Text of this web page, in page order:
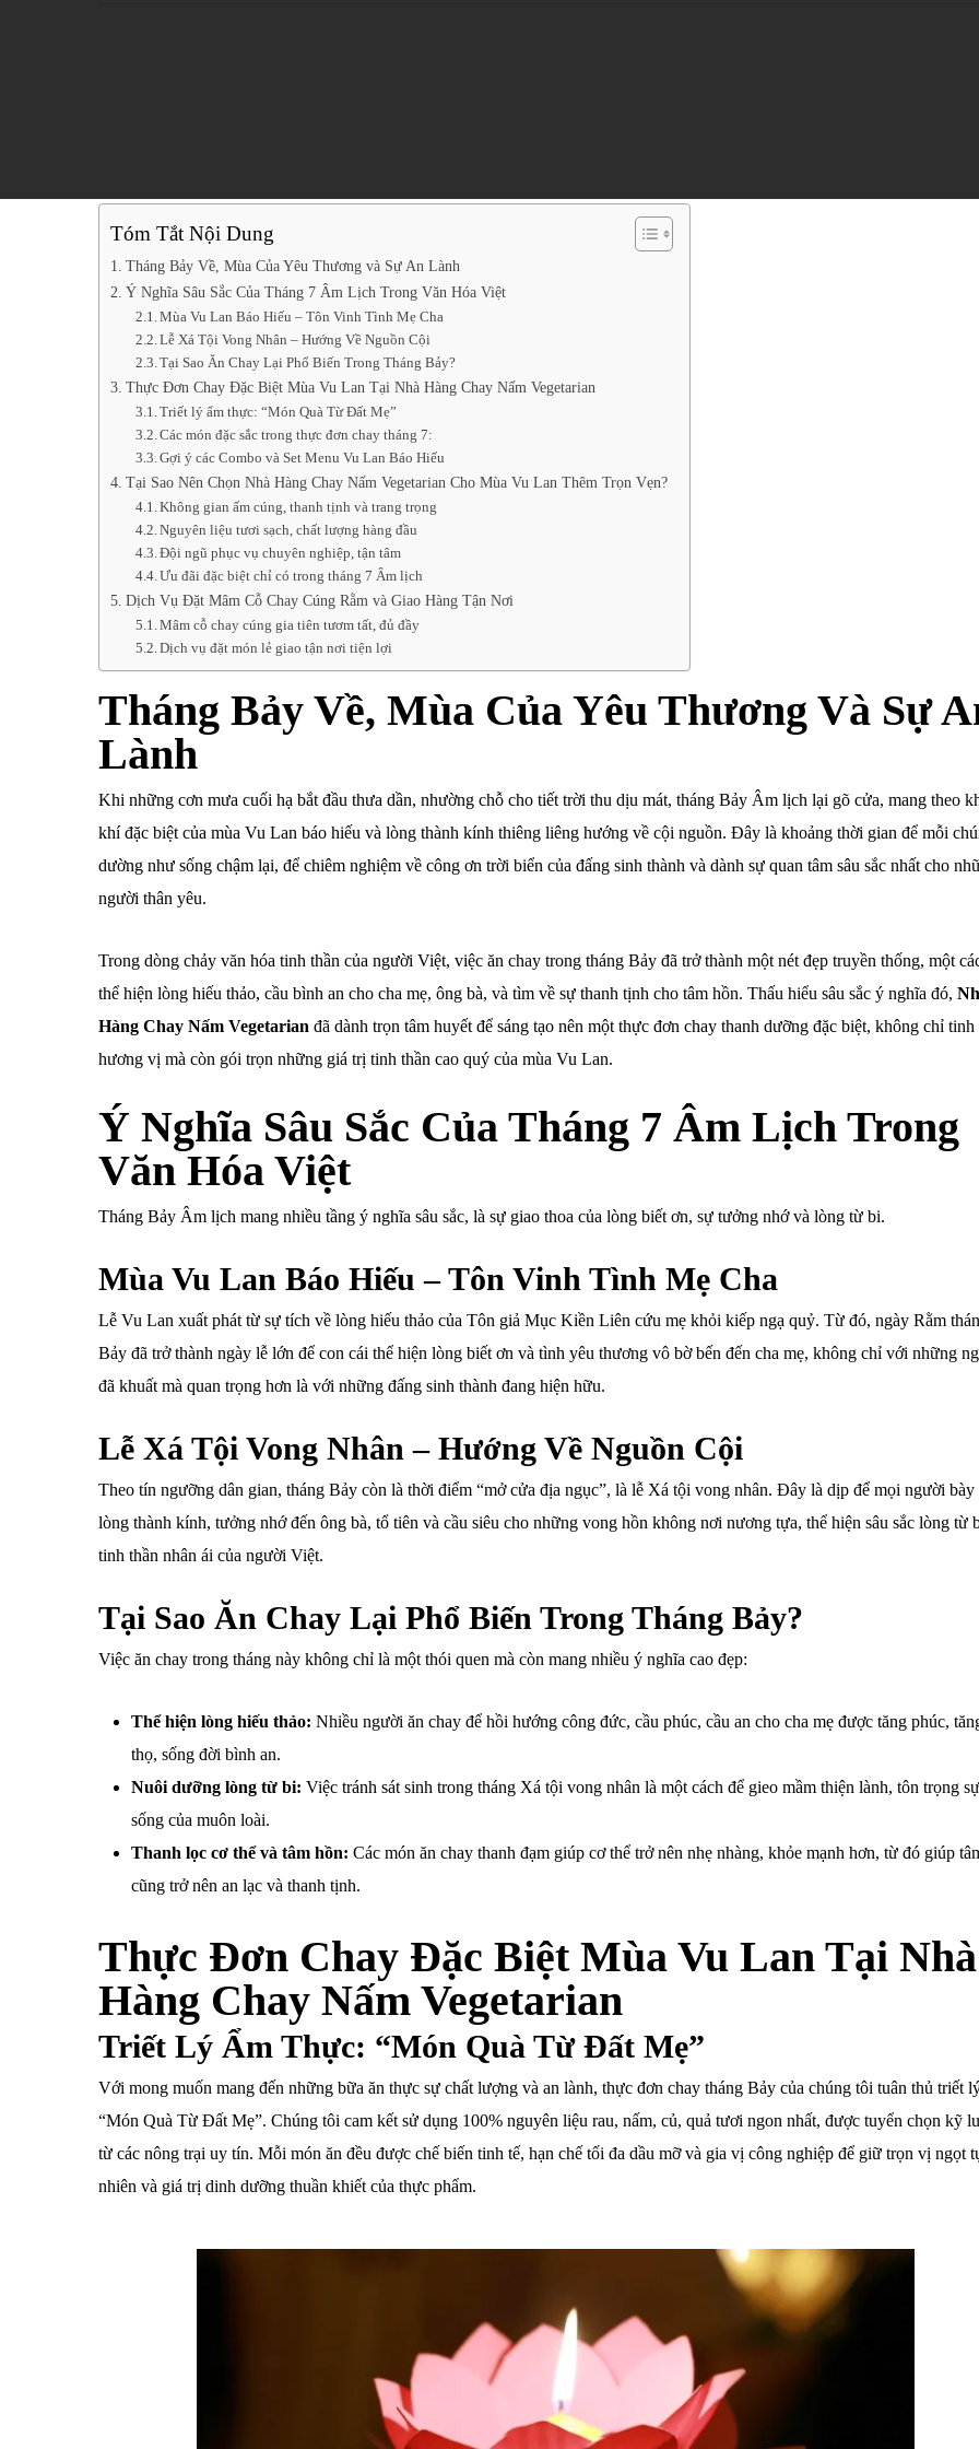
Tóm Tắt Nội Dung
Tháng Bảy Về, Mùa Của Yêu Thương và Sự An Lành
Ý Nghĩa Sâu Sắc Của Tháng 7 Âm Lịch Trong Văn Hóa Việt
Mùa Vu Lan Báo Hiếu – Tôn Vinh Tình Mẹ Cha
Lễ Xá Tội Vong Nhân – Hướng Về Nguồn Cội
Tại Sao Ăn Chay Lại Phổ Biến Trong Tháng Bảy?
Thực Đơn Chay Đặc Biệt Mùa Vu Lan Tại Nhà Hàng Chay Nấm Vegetarian
Triết lý ẩm thực: “Món Quà Từ Đất Mẹ”
Các món đặc sắc trong thực đơn chay tháng 7:
Gợi ý các Combo và Set Menu Vu Lan Báo Hiếu
Tại Sao Nên Chọn Nhà Hàng Chay Nấm Vegetarian Cho Mùa Vu Lan Thêm Trọn Vẹn?
Không gian ấm cúng, thanh tịnh và trang trọng
Nguyên liệu tươi sạch, chất lượng hàng đầu
Đội ngũ phục vụ chuyên nghiệp, tận tâm
Ưu đãi đặc biệt chỉ có trong tháng 7 Âm lịch
Dịch Vụ Đặt Mâm Cỗ Chay Cúng Rằm và Giao Hàng Tận Nơi
Mâm cỗ chay cúng gia tiên tươm tất, đủ đầy
Dịch vụ đặt món lẻ giao tận nơi tiện lợi
Tháng Bảy Về, Mùa Của Yêu Thương Và Sự
Lành
Khi những cơn mưa cuối hạ bắt đầu thưa dần, nhường chỗ cho tiết trời thu dịu mát, tháng Bảy Âm lịch lại gõ cửa, mang theo
khí đặc biệt của mùa Vu Lan báo hiếu và lòng thành kính thiêng liêng hướng về cội nguồn. Đây là khoảng thời gian để mỗi
dường như sống chậm lại, để chiêm nghiệm về công ơn trời biển của đấng sinh thành và dành sự quan tâm sâu sắc nhất cho
người thân yêu.
Trong dòng chảy văn hóa tinh thần của người Việt, việc ăn chay trong tháng Bảy đã trở thành một nét đẹp truyền thống, một
thể hiện lòng hiếu thảo, cầu bình an cho cha mẹ, ông bà, và tìm về sự thanh tịnh cho tâm hồn. Thấu hiểu sâu sắc ý nghĩa đó,
Hàng Chay Nấm Vegetarian đã dành trọn tâm huyết để sáng tạo nên một thực đơn chay thanh dưỡng đặc biệt, không chỉ tinh
hương vị mà còn gói trọn những giá trị tinh thần cao quý của mùa Vu Lan.
Ý Nghĩa Sâu Sắc Của Tháng 7 Âm Lịch Trong
Văn Hóa Việt
Tháng Bảy Âm lịch mang nhiều tầng ý nghĩa sâu sắc, là sự giao thoa của lòng biết ơn, sự tưởng nhớ và lòng từ bi.
Mùa Vu Lan Báo Hiếu – Tôn Vinh Tình Mẹ Cha
Lễ Vu Lan xuất phát từ sự tích về lòng hiếu thảo của Tôn giả Mục Kiền Liên cứu mẹ khỏi kiếp ngạ quỷ. Từ đó, ngày Rằm
Bảy đã trở thành ngày lễ lớn để con cái thể hiện lòng biết ơn và tình yêu thương vô bờ bến đến cha mẹ, không chỉ với những
đã khuất mà quan trọng hơn là với những đấng sinh thành đang hiện hữu.
Lễ Xá Tội Vong Nhân – Hướng Về Nguồn Cội
Theo tín ngưỡng dân gian, tháng Bảy còn là thời điểm “mở cửa địa ngục”, là lễ Xá tội vong nhân. Đây là dịp để mọi người bày
lòng thành kính, tưởng nhớ đến ông bà, tổ tiên và cầu siêu cho những vong hồn không nơi nương tựa, thể hiện sâu sắc lòng từ
tinh thần nhân ái của người Việt.
Tại Sao Ăn Chay Lại Phổ Biến Trong Tháng Bảy?
Việc ăn chay trong tháng này không chỉ là một thói quen mà còn mang nhiều ý nghĩa cao đẹp:
Thể hiện lòng hiếu thảo: Nhiều người ăn chay để hồi hướng công đức, cầu phúc, cầu an cho cha mẹ được tăng phúc,
thọ, sống đời bình an.
Nuôi dưỡng lòng từ bi: Việc tránh sát sinh trong tháng Xá tội vong nhân là một cách để gieo mầm thiện lành, tôn trọng sự
sống của muôn loài.
Thanh lọc cơ thể và tâm hồn: Các món ăn chay thanh đạm giúp cơ thể trở nên nhẹ nhàng, khỏe mạnh hơn, từ đó giúp
cũng trở nên an lạc và thanh tịnh.
Thực Đơn Chay Đặc Biệt Mùa Vu Lan Tại Nhà
Hàng Chay Nấm Vegetarian
Triết Lý Ẩm Thực: “Món Quà Từ Đất Mẹ”
Với mong muốn mang đến những bữa ăn thực sự chất lượng và an lành, thực đơn chay tháng Bảy của chúng tôi tuân thủ triết
“Món Quà Từ Đất Mẹ”. Chúng tôi cam kết sử dụng 100% nguyên liệu rau, nấm, củ, quả tươi ngon nhất, được tuyển chọn kỹ
từ các nông trại uy tín. Mỗi món ăn đều được chế biến tinh tế, hạn chế tối đa dầu mỡ và gia vị công nghiệp để giữ trọn vị ngọt
nhiên và giá trị dinh dưỡng thuần khiết của thực phẩm.